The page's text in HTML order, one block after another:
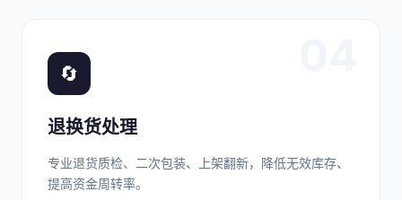
🔄
退换货处理
专业退货质检、二次包装、上架翻新，降低无效库存、
提高资金周转率。